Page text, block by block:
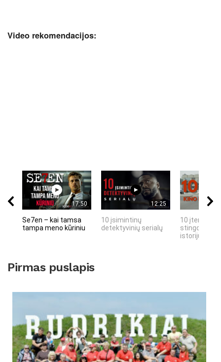
Video rekomendacijos:
17:50
Se7en – kai tamsa
tampa meno kūriniu
12:25
10 įsimintinų
detektyvinių serialų
10 įtemptų,
stingdančių
istorijų
Pirmas puslapis